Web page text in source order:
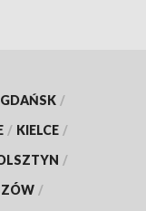
GDAŃSK /
/ KIELCE /
/
/